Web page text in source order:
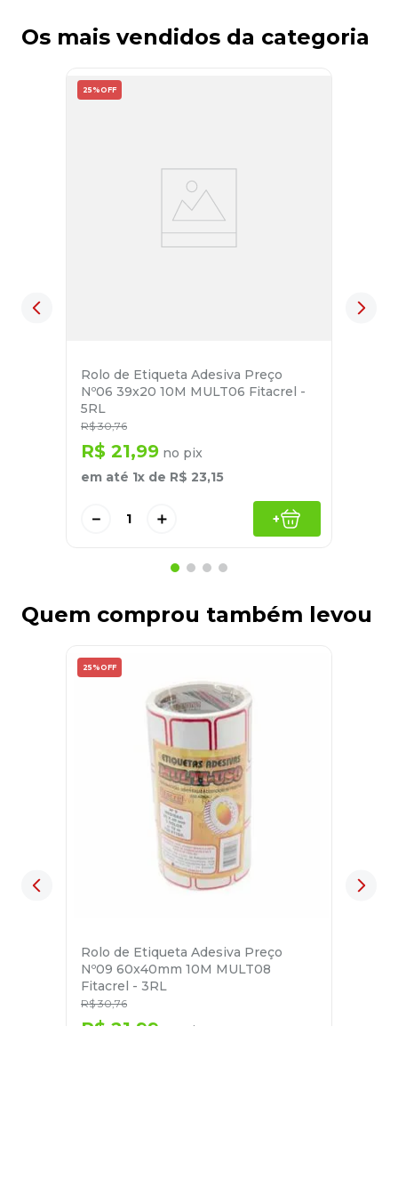
Os mais vendidos da categoria
25% OFF
Rolo de Etiqueta Adesiva Preço
Nº06 39x20 10M MULT06 Fitacrel -
5RL
R$ 30,76
R$ 21,99 no pix
em até 1x de R$ 23,15
＋
－ +
Quem comprou também levou
25% OFF
Rolo de Etiqueta Adesiva Preço
Nº09 60x40mm 10M MULT08
Fitacrel - 3RL
R$ 30,76
R$ 21 99 no pix